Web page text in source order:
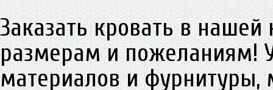
Заказать кровать в
размерам и пожеланиям!
материалов и